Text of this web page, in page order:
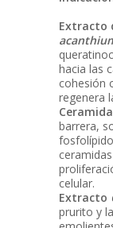
Extracto
hacia las
cohesión
regenera
barrera,
celular.
Extracto
prurito y